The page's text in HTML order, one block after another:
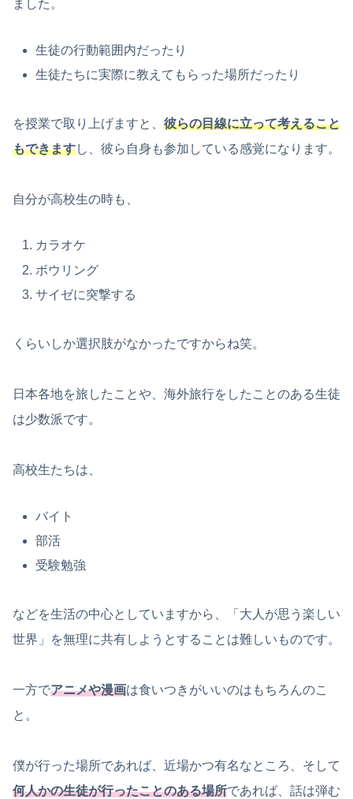
ました。
生徒の行動範囲内だったり
生徒たちに実際に教えてもらった場所だったり
を授業で取り上げますと、 彼らの目線に立って考えること
もできますし、彼ら自身も参加している感覚になります。
自分が高校生の時も、
カラオケ
ボウリング
サイゼに突撃する
くらいしか選択肢がなかったですからね笑。
日本各地を旅したことや、海外旅行をしたことのある生徒
は少数派です。
高校生たちは、
バイト
部活
受験勉強
などを生活の中心としていますから、「大人が思う楽しい
世界」を無理に共有しようとすることは難しいものです。
一方でアニメや漫画は食いつきがいいのはもちろんのこ
と。
僕が行った場所であれば、近場かつ有名なところ、そして
何人かの生徒が行ったことのある場所であれば、話は弾む